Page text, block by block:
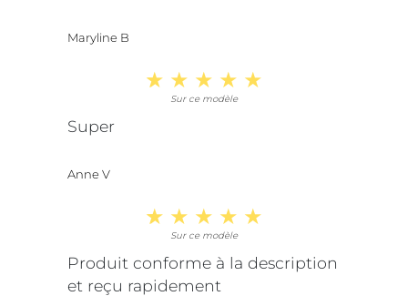
Maryline B
Sur ce modèle
Super
Anne V
Sur ce modèle
Produit conforme à la description
et reçu rapidement